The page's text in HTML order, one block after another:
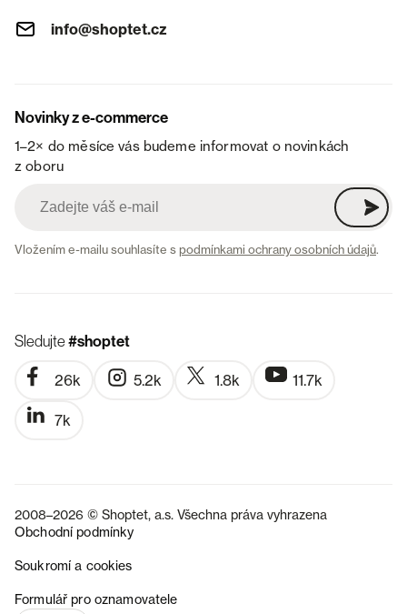
info@shoptet.cz
Novinky z e-commerce
1–2× do měsíce vás budeme informovat o novinkách
z oboru
Vložením e-mailu souhlasíte spodmínkami ochrany osobních údajů.
Sledujte#shoptet
26k 5.2k 1.8k 11.7k
7k
2008–2026 © Shoptet, a.s. Všechna práva vyhrazena
Obchodní podmínky
Soukromí a cookies
Formulář pro oznamovatele